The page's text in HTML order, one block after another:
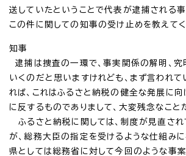
送していたということで代表が逮捕される事
この件に関しての知事の受け止めを教えてく
知事
逮捕は捜査の一環で、事実関係の解明、究
いくのだと思いますけれども、まず言われ
れば、これはふるさと納税の健全な発展に
に反するものでありまして、大変残念なこと
ふるさと納税に関しては、制度が見直さ
が、総務大臣の指定を受けるような仕組みに
県としては総務省に対して今回のような事